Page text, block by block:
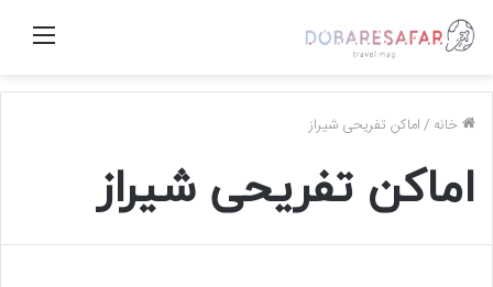
منو
خانه /اماکن تفریحی شیراز
اماکن تفریحی شیراز